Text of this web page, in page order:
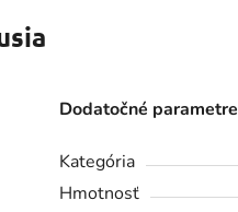
Dodatočné parametre
Kategória
Hmotnosť